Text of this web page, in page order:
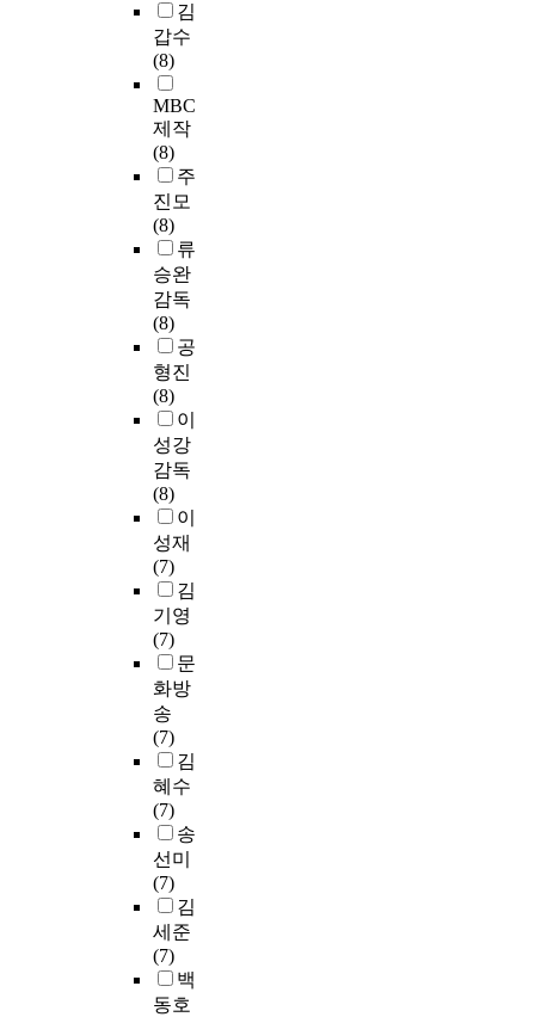
김
갑수
(8)
MBC
제작
(8)
주
진모
(8)
류
승완
감독
(8)
공
형진
(8)
이
성강
감독
(8)
이
성재
(7)
김
기영
(7)
문
화방
송
(7)
김
혜수
(7)
송
선미
(7)
김
세준
(7)
백
동호